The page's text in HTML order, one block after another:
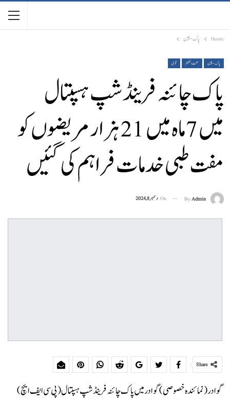
Home پاک-چین
پاک-چین صحت و تعلیم قومی
پاک چائنہ فرینڈ شپ ہسپتال
میں 7 ماہ میں 21 ہزار مریضوں کو
مفت طبی خدمات فراہم کی گئیں
ByAdmin
On دسمبر 8, 2024
Share
گوادر(نمائندہ خصوصی) گوادر میں پاک چائنہ فرینڈ شپ ہسپتال (پی سی ایف ایچ)